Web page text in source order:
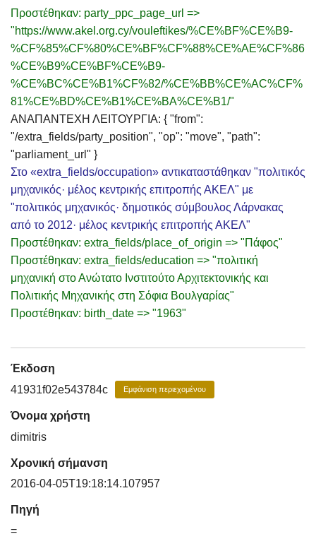
Προστέθηκαν: party_ppc_page_url =>
"https://www.akel.org.cy/vouleftikes/%CE%BF%CE%B9-
%CF%85%CF%80%CE%BF%CF%88%CE%AE%CF%86
%CE%B9%CE%BF%CE%B9-
%CE%BC%CE%B1%CF%82/%CE%BB%CE%AC%CF%
81%CE%BD%CE%B1%CE%BA%CE%B1/"
ΑΝΑΠΑΝΤΕΧΗ ΛΕΙΤΟΥΡΓΙΑ: { "from":
"/extra_fields/party_position", "op": "move", "path":
"parliament_url" }
Στο «extra_fields/occupation» αντικαταστάθηκαν "πολιτικός
μηχανικός· μέλος κεντρικής επιτροπής ΑΚΕΛ" με
"πολιτικός μηχανικός· δημοτικός σύμβουλος Λάρνακας
από το 2012· μέλος κεντρικής επιτροπής ΑΚΕΛ"
Προστέθηκαν: extra_fields/place_of_origin => "Πάφος"
Προστέθηκαν: extra_fields/education => "πολιτική
μηχανική στο Ανώτατο Ινστιτούτο Αρχιτεκτονικής και
Πολιτικής Μηχανικής στη Σόφια Βουλγαρίας"
Προστέθηκαν: birth_date => "1963"
Έκδοση
41931f02e543784c
Εμφάνιση περιεχομένου
Όνομα χρήστη
dimitris
Χρονική σήμανση
2016-04-05T19:18:14.107957
Πηγή
=